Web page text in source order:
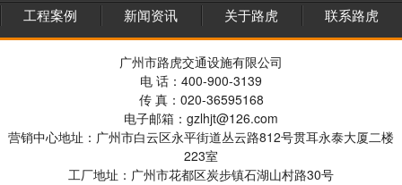
工程案例
新闻资讯 关于路虎 联系路虎
广州市路虎交通设施有限公司
电 话：400-900-3139
传 真：020-36595168
电子邮箱：gzlhjt@126.com
营销中心地址：广州市白云区永平街道丛云路812号贯耳永泰大厦二楼
223室
工厂地址：广州市花都区炭步镇石湖山村路30号